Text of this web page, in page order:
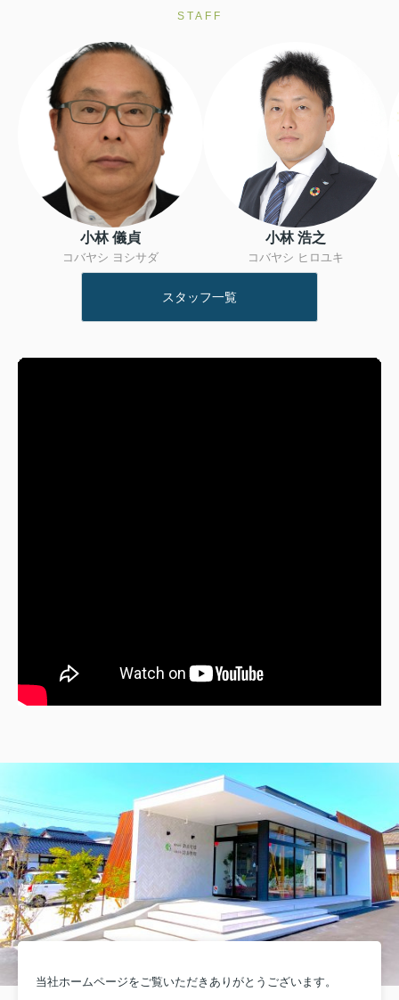
STAFF
小林 儀貞
コバヤシ ヨシサダ
小林 浩之
コバヤシ ヒロユキ
スタッフ一覧
当社ホームページをご覧いただきありがとうございます。